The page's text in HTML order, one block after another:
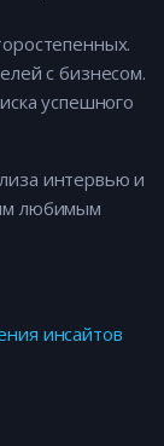
с бизнесом.
успешного
интервью и
любимым
инсайтов